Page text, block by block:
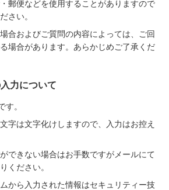
郵便などを使用することがありますので
さい。
合およびご質問の内容によっては、ご回
場合があります。あらかじめご了承くだ
力について
す。
字は文字化けしますので、入力はお控え
できない場合はお手数ですがメールにて
ます
ください。
から入力された情報はセキュリティー技